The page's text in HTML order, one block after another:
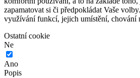
zapamatovat si či předpokládat Vaše
využívání funkcí, jejich umístění, chování
Ostatní cookie
Ne
Ano
Popis